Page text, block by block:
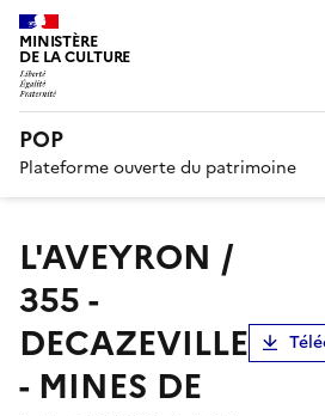
MINISTÈRE
DE LA CULTURE
POP
Plateforme ouverte du patrimoine
L'AVEYRON /
355 -
DECAZEVILLE
- MINES DE